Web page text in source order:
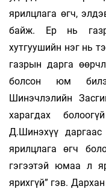
ярилцлага өгч,
байж. Ер нь
хутгуушийн нэг нь
газрын дарга
болсон юм
Шинэчлэлийн
харагдах
Д.Шинэхүү
ярилцлага өгч
гэгээтэй юмаа л
ярихгүй” гэв.